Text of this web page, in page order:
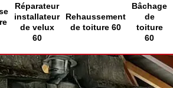
Réparateur
installateur
de velux
60
Rehaussement
de toiture 60
Bâchage
de
toiture
60